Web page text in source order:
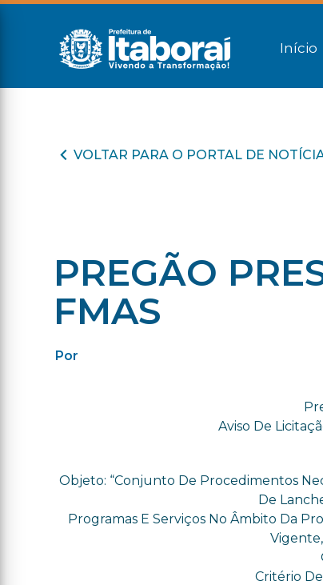
Início
VOLTAR PARA O PORTAL DE
PREGÃO
FMAS
Por
Aviso De
Objeto: “Conjunto De Procedimentos
De
Programas E Serviços No Âmbito Da
Critério